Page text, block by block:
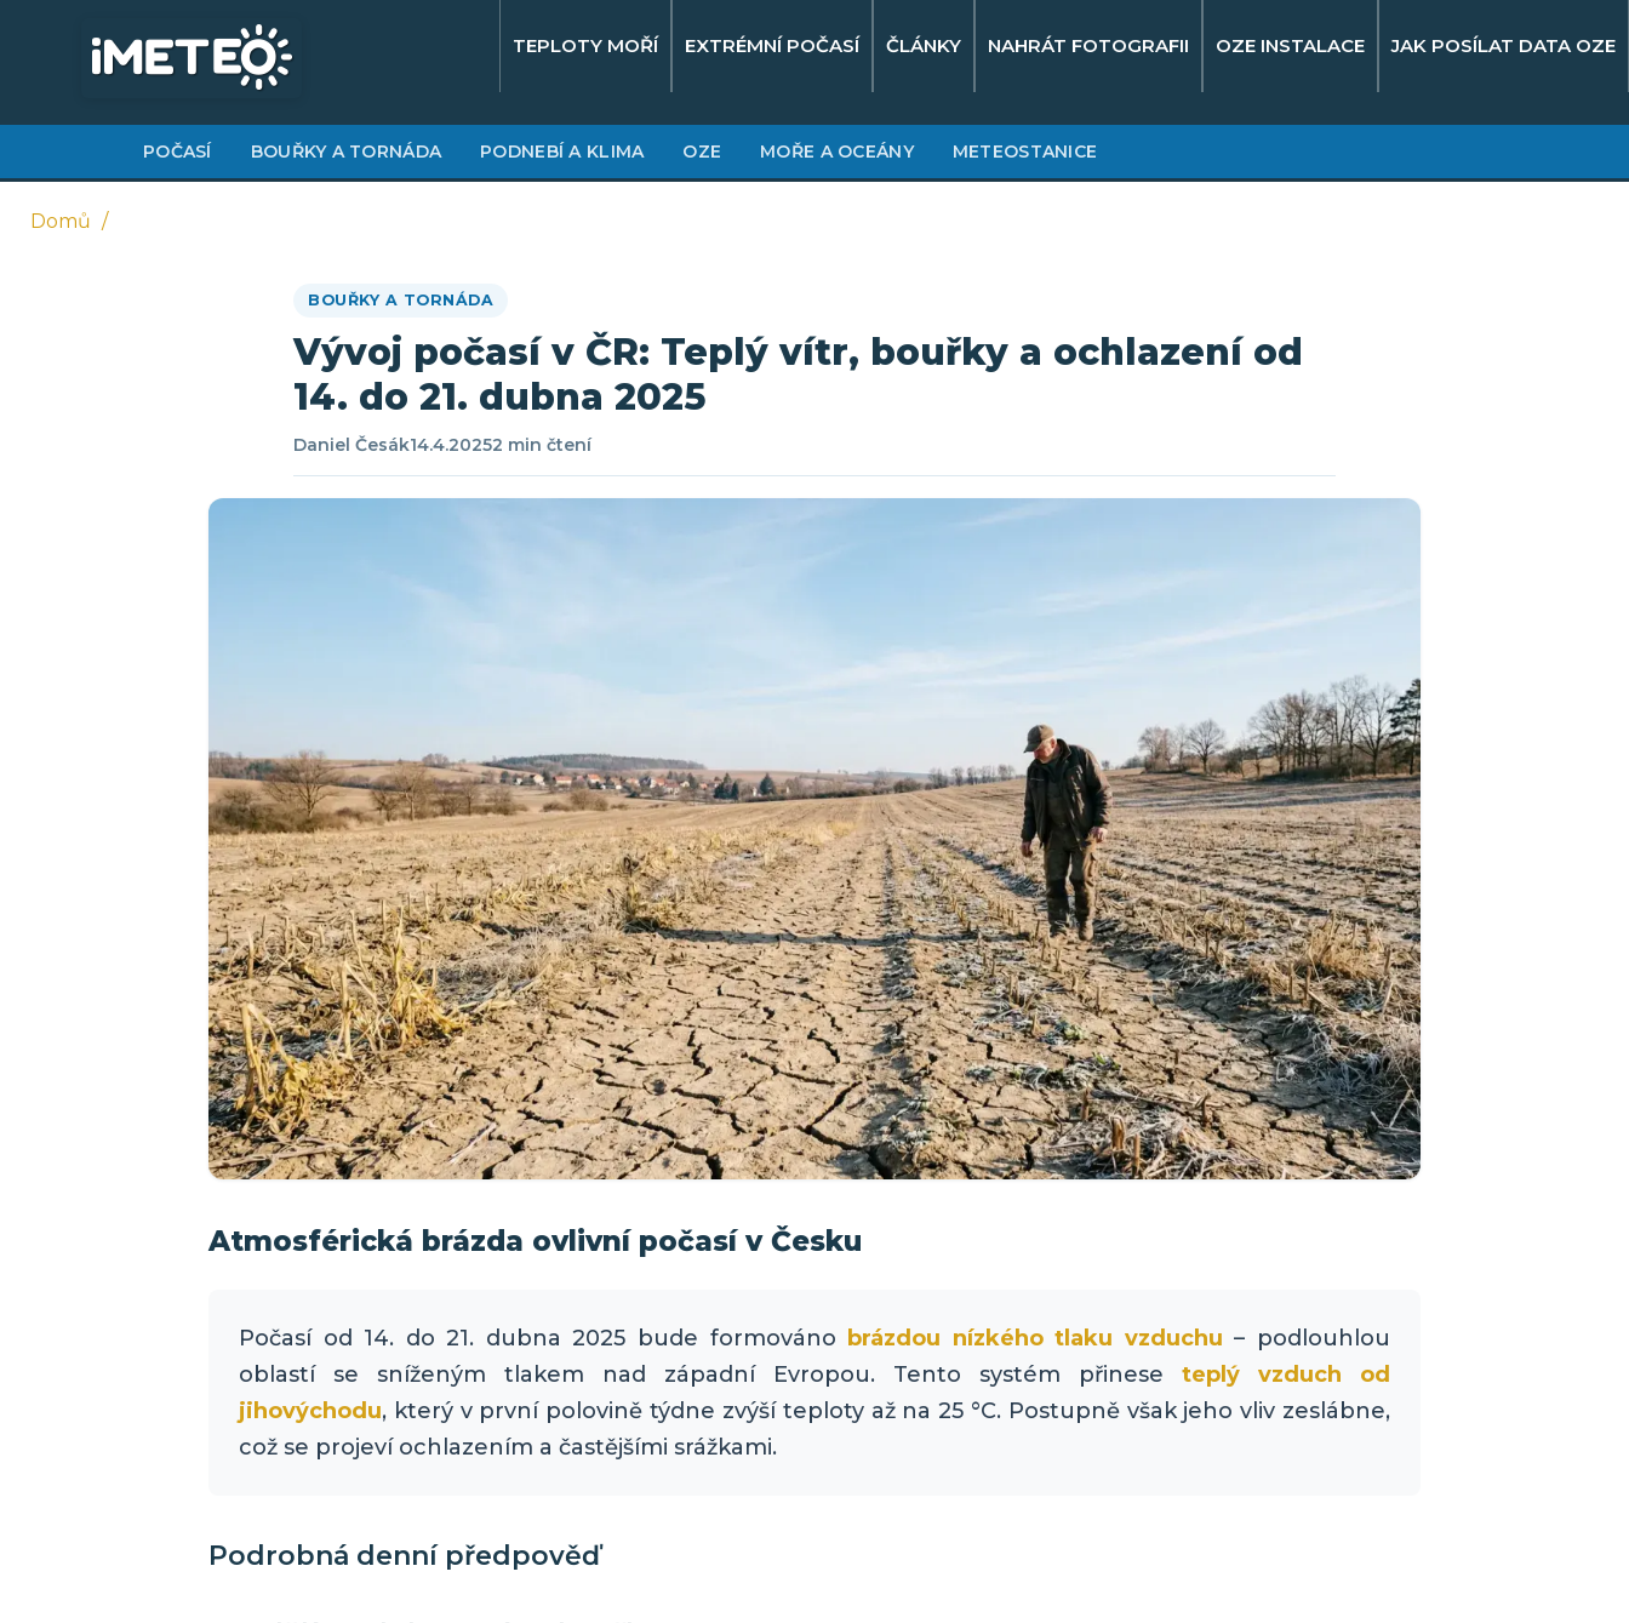
hlavnímu
TEPLOTY MOŘÍ EXTRÉMNÍ POČASÍ ČLÁNKY NAHRÁT FOTOGRAFII OZE INSTALACE JAK POSÍLAT DATA OZE
POČASÍ BOUŘKY A TORNÁDA PODNEBÍ A KLIMA OZE MOŘE A OCEÁNY METEOSTANICE
Domů
BOUŘKY A TORNÁDA
Vývoj počasí v ČR: Teplý vítr, bouřky a ochlazení od
14. do 21. dubna 2025
Daniel Česák14.4.20252 min čtení
Atmosférická brázda ovlivní počasí v Česku
Počasí od 14. do 21. dubna 2025 bude formováno brázdou nízkého tlaku vzduchu – podlouhlou
oblastí se sníženým tlakem nad západní Evropou. Tento systém přinese teplý vzduch od
jihovýchodu, který v první polovině týdne zvýší teploty až na 25 °C. Postupně však jeho vliv zeslábne,
což se projeví ochlazením a častějšími srážkami.
Podrobná denní předpověď